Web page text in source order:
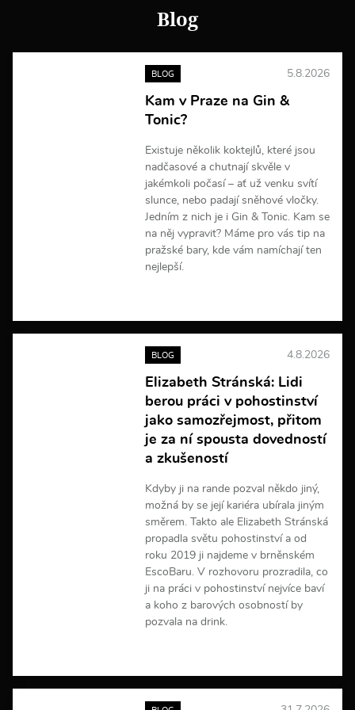
a
c
í
Blog
BLOG 5.8.2026
Kam v Praze na Gin &
Tonic?
Existuje několik koktejlů, které jsou
nadčasové a chutnají skvěle v
jakémkoli počasí – ať už venku svítí
slunce, nebo padají sněhové vločky.
Jedním z nich je i Gin & Tonic. Kam se
na něj vypravit? Máme pro vás tip na
pražské bary, kde vám namíchají ten
nejlepší.
e
i
f
o
r
a
c
BLOG 4.8.2026
Elizabeth Stránská: Lidi
berou práci v pohostinství
jako samozřejmost, přitom
je za ní spousta dovedností
a zkušeností
Kdyby ji na rande pozval někdo jiný,
možná by se její kariéra ubírala jiným
směrem. Takto ale Elizabeth Stránská
propadla světu pohostinství a od
roku 2019 ji najdeme v brněnském
EscoBaru. V rozhovoru prozradila, co
ji na práci v pohostinství nejvíce baví
a koho z barových osobností by
pozvala na drink.
e